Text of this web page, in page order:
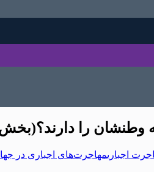
وطنشان‌ را
اجباریمهاجرت‌های اجباری در